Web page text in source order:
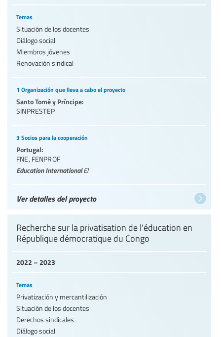
Temas
Situación de los docentes
Diálogo social
Miembros jóvenes
Renovación sindical
1 Organización que lleva a cabo el proyecto
Santo Tomé y Príncipe:
SINPRESTEP
3 Socios para la cooperación
Portugal:
FNE, FENPROF
Education InternationalEI
Ver detalles del proyecto
2022 – 2023
Recherche sur la privatisation de l'éducation en
République démocratique du Congo
Temas
Privatización y mercantilización
Situación de los docentes
Derechos sindicales
Diálogo social